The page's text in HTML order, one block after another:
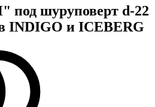
шуруповерт d-22
INDIGO и ICEBERG